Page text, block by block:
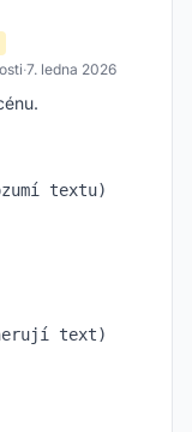
·7. ledna 2026
textu)
text)